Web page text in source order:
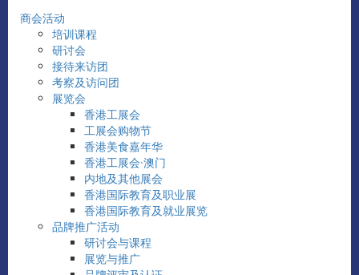
商会活动
培训课程
研讨会
接待来访团
考察及访问团
展览会
香港工展会
工展会购物节
香港美食嘉年华
香港工展会·澳门
内地及其他展会
香港国际教育及职业展
香港国际教育及就业展览
品牌推广活动
研讨会与课程
展览与推广